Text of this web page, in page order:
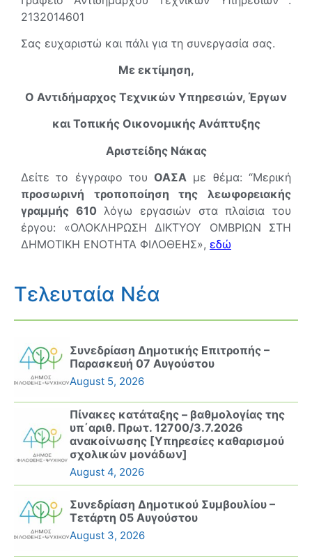
2132014601
Σας ευχαριστώ και πάλι για τη συνεργασία σας.
Με εκτίμηση,
Ο Αντιδήμαρχος Τεχνικών Υπηρεσιών, Έργων
και Τοπικής Οικονομικής Ανάπτυξης
Αριστείδης Νάκας
Δείτε το έγγραφο τουΟΑΣΑ με θέμα: “Μερική
προσωρινή τροποποίηση της λεωφορειακής
γραμμής 610λόγω εργασιών στα πλαίσια του
έργου: «ΟΛΟΚΛΗΡΩΣΗ ΔΙΚΤΥΟΥ ΟΜΒΡΙΩΝ ΣΤΗ
ΔΗΜΟΤΙΚΗ ΕΝΟΤΗΤΑ ΦΙΛΟΘΕΗΣ», εδώ
Τελευταία Νέα
Συνεδρίαση Δημοτικής Επιτροπής –
Παρασκευή 07 Αυγούστου
August 5, 2026
Πίνακες κατάταξης – βαθμολογίας της
υπ΄αριθ. Πρωτ. 12700/3.7.2026
ανακοίνωσης [Υπηρεσίες καθαρισμού
σχολικών μονάδων]
August 4, 2026
Συνεδρίαση Δημοτικού Συμβουλίου –
Τετάρτη 05 Αυγούστου
August 3, 2026